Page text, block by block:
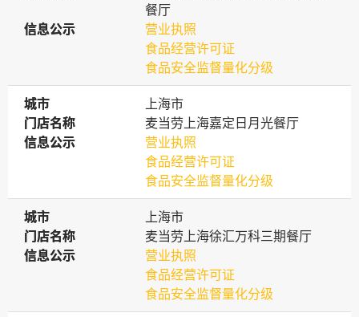
餐厅
信息公示
信息公示
营业执照
食品经营许可证
食品安全监督量化分级
城市
城市
上海市
门店名称
门店名称
麦当劳上海嘉定日月光餐厅
信息公示
信息公示
营业执照
食品经营许可证
食品安全监督量化分级
城市
城市
上海市
门店名称
门店名称
麦当劳上海徐汇万科三期餐厅
信息公示
信息公示
营业执照
食品经营许可证
食品安全监督量化分级